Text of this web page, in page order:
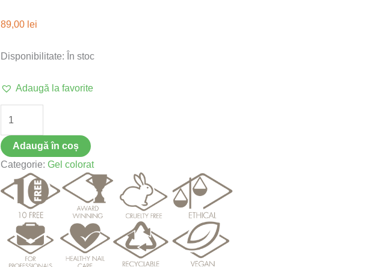
89,00 lei
Disponibilitate: În stoc
Adaugă la favorite
Adaugă în coș
Categorie: Gel colorat